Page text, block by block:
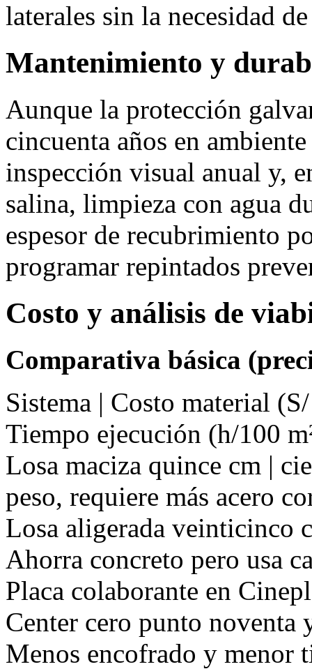
laterales sin la necesidad
Mantenimiento y
Aunque la protección
cincuenta años en
inspección visual anual y,
salina, limpieza con agua
espesor de recubrimiento
programar repintados
Costo y análisis de
Comparativa básica
Sistema | Costo material
Tiempo ejecución (h/100
Losa maciza quince cm |
peso, requiere más acero
Losa aligerada veinticinco
Ahorra concreto pero usa
Placa colaborante en
Center cero punto noventa
Menos encofrado y menor